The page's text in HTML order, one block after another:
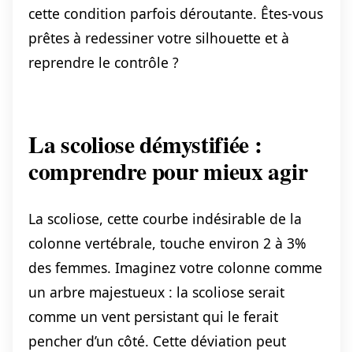
cette condition parfois déroutante. Êtes-vous
prêtes à redessiner votre silhouette et à
reprendre le contrôle ?
La scoliose démystifiée :
comprendre pour mieux agir
La scoliose, cette courbe indésirable de la
colonne vertébrale, touche environ 2 à 3%
des femmes. Imaginez votre colonne comme
un arbre majestueux : la scoliose serait
comme un vent persistant qui le ferait
pencher d’un côté. Cette déviation peut